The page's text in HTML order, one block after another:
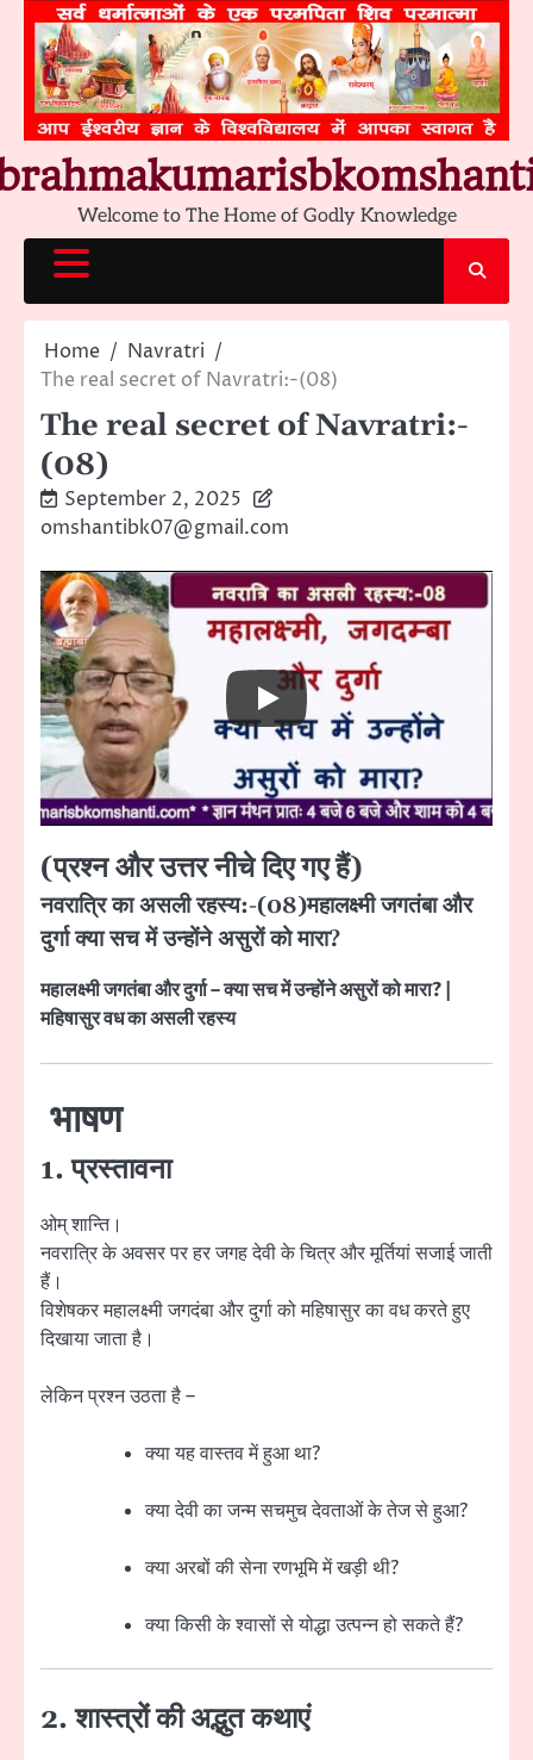
content
Welcome to The Home of Godly Knowledge
Home
Navratri
The real secret of Navratri:-(08)
The real secret of Navratri:-
(08)
September 2, 2025
omshantibk07@gmail.com
(प्रश्न और उत्तर नीचे दिए गए हैं)
नवरात्रि का असली रहस्य:-(08)महालक्ष्मी जगतंबा और
दुर्गा क्या सच में उन्होंने असुरों को मारा?
महालक्ष्मी जगतंबा और दुर्गा – क्या सच में उन्होंने असुरों को मारा? |
महिषासुर वध का असली रहस्य
भाषण
1. प्रस्तावना
ओम् शान्ति।
नवरात्रि के अवसर पर हर जगह देवी के चित्र और मूर्तियां सजाई जाती
हैं।
विशेषकर महालक्ष्मी जगदंबा और दुर्गा को महिषासुर का वध करते हुए
दिखाया जाता है।
लेकिन प्रश्न उठता है –
क्या यह वास्तव में हुआ था?
क्या देवी का जन्म सचमुच देवताओं के तेज से हुआ?
क्या अरबों की सेना रणभूमि में खड़ी थी?
क्या किसी के श्वासों से योद्धा उत्पन्न हो सकते हैं?
2. शास्त्रों की अद्भुत कथाएं